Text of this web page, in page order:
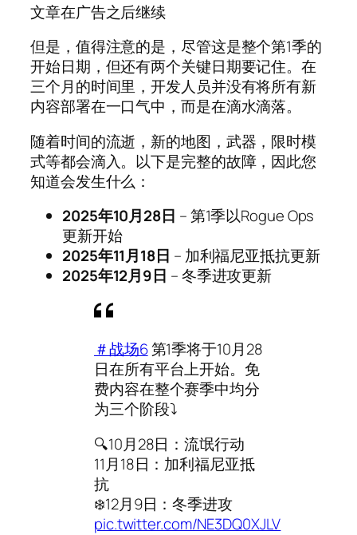
文章在广告之后继续
但是，值得注意的是，尽管这是整个第1季的
开始日期，但还有两个关键日期要记住。在
三个月的时间里，开发人员并没有将所有新
内容部署在一口气中，而是在滴水滴落。
随着时间的流逝，新的地图，武器，限时模
式等都会滴入。以下是完整的故障，因此您
知道会发生什么：
2025年10月28日 – 第1季以Rogue Ops
更新开始
2025年11月18日 – 加利福尼亚抵抗更新
2025年12月9日 – 冬季进攻更新
＃战场6第1季将于10月28
日在所有平台上开始。免
费内容在整个赛季中均分
为三个阶段⤵️
🔍10月28日：流氓行动
11月18日：加利福尼亚抵
抗
❄️12月9日：冬季进攻
pic.twitter.com/NE3DQ0XJLV